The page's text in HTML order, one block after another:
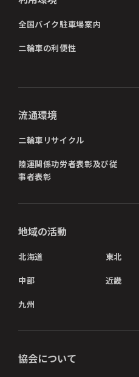
全国バイク駐車場案内
二輪車の利便性
流通環境
二輪車リサイクル
陸運関係功労者表彰及び従
事者表彰
地域の活動
北海道 東北
中部 近畿
九州
協会について